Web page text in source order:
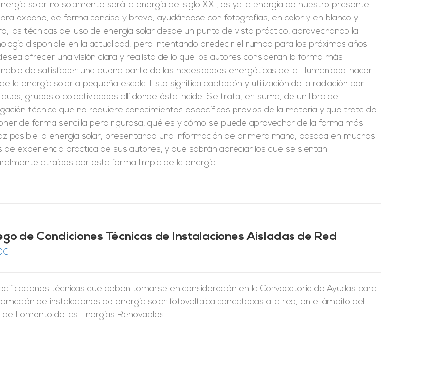
solar no solamente será la energía del siglo XXI, es ya la energía de nuestro presente.
expone, de forma concisa y breve, ayudándose con fotografías, en color y en blanco y
las técnicas del uso de energía solar desde un punto de vista práctico, aprovechando la
disponible en la actualidad, pero intentando predecir el rumbo para los próximos años.
ofrecer una visión clara y realista de lo que los autores consideran la forma más
de satisfacer una buena parte de las necesidades energéticas de la Humanidad: hacer
la energía solar a pequeña escala. Esto significa captación y utilización de la radiación por
grupos o colectividades allí donde ésta incide. Se trata, en suma, de un libro de
técnica que no requiere conocimientos específicos previos de la materia y que trata de
de forma sencilla pero rigurosa, qué es y cómo se puede aprovechar de la forma más
posible la energía solar, presentando una información de primera mano, basada en muchos
de experiencia práctica de sus autores, y que sabrán apreciar los que se sientan
atraídos por esta forma limpia de la energía.
de Condiciones Técnicas de Instalaciones Aisladas de Red
€
técnicas que deben tomarse en consideración en la Convocatoria de Ayudas para
de instalaciones de energía solar fotovoltaica conectadas a la red, en el ámbito del
de Fomento de las Energías Renovables.